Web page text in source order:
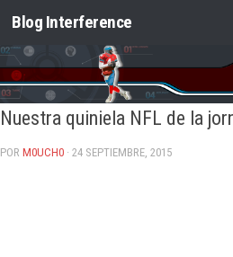
Saltar al contenido
Blog Interference
Nuestra quiniela NFL de la
POR M0UCH0 · 24 SEPTIEMBRE, 2015